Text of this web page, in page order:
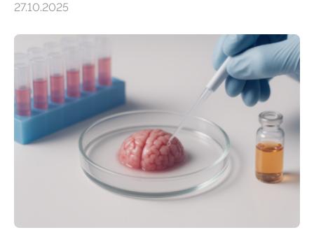
aus dem Deutschen Zentrum für Herzinsuffizienz
im Journal Circulation, warum der Energietransport bei
der Hypertrophen Kardiomyopathie (HCM) versagen
kann und wie sich durch eine Verringerung der
Herzbelastung und des oxidativen Stresses
Rhythmusstörungen reduzieren lassen. Würzburg. Die
hypertrophe Kardiomyopathie (HCM) ist die häufigste
erblich bedingte Herzerkrankung. Sie führt dazu, dass
sich die linke Herzkammer verdickt, der Herzmuskel zu
stark kontrahiert…
27.10.2025